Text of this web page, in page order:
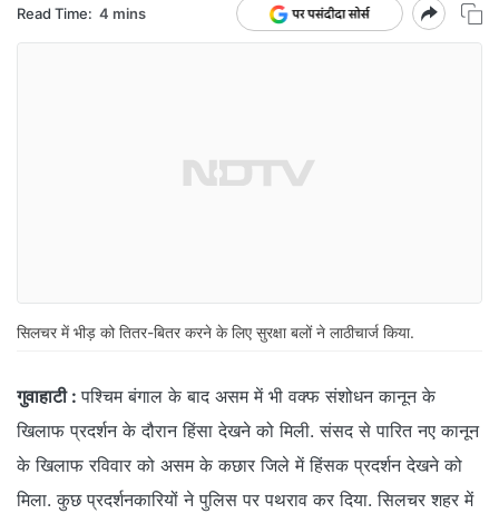
Read Time: 4 mins
सिलचर में भीड़ को तितर-बितर करने के लिए सुरक्षा बलों ने लाठीचार्ज किया.
गुवाहाटी : पश्चिम बंगाल के बाद असम में भी वक्‍फ संशोधन कानून के
खिलाफ प्रदर्शन के दौरान हिंसा देखने को मिली. संसद से पारित नए कानून
के खिलाफ रविवार को असम के कछार जिले में हिंसक प्रदर्शन देखने को
मिला. कुछ प्रदर्शनकारियों ने पुलिस पर पथराव कर दिया. सिलचर शहर में